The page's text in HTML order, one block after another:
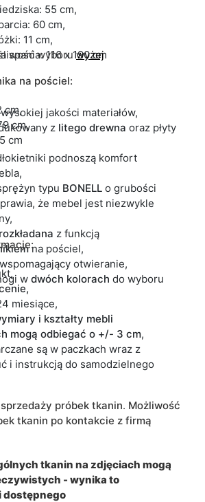
55 cm,
60 cm,
11 cm,
spania: 116 x 190 cm
na pościel:
cm,
cm,
cm
wyboruwyżej
jakości materiałów,
z litego drewna oraz płyty
podnoszą komfort
typu BONELL o grubości
że mebel jest niezwykle
rozkładana z funkcją
na pościel,
otwieranie,
w dwóch kolorach do wyboru
miesiące,
i kształty mebli
mogą odbiegać o +/- 3 cm,
są w paczkach wraz z
i instrukcją do samodzielnego
próbek tkanin. Możliwość
tkanin po kontakcie z firmą
tkanin na zdjęciach mogą
- wynika to
dostępnego